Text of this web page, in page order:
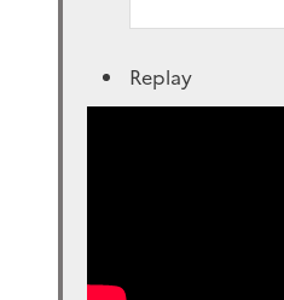
Replay